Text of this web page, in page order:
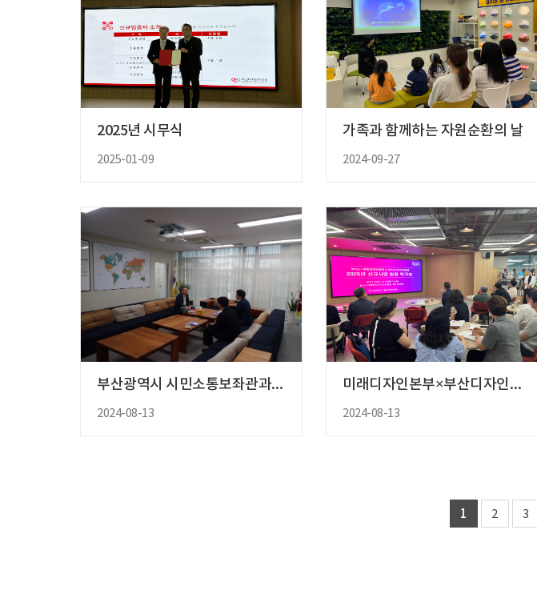
2025년 시무식
2025-01-09
가족과 함께하는 자원순환의 날
2024-09-27
부산광역시 시민소통보좌관과의 차담..
2024-08-13
미래디자인본부×부산디자인진흥원 신..
2024-08-13
1 2 3